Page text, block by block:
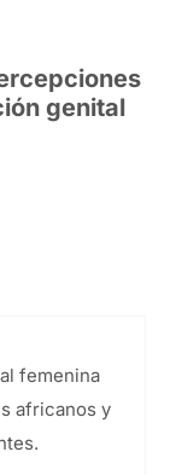
genital
femenina
africanos y